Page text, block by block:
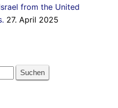
from the United
27. April 2025